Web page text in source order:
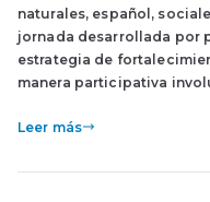
naturales, español,
jornada desarrollada por
estrategia de
manera participativa
Leer más